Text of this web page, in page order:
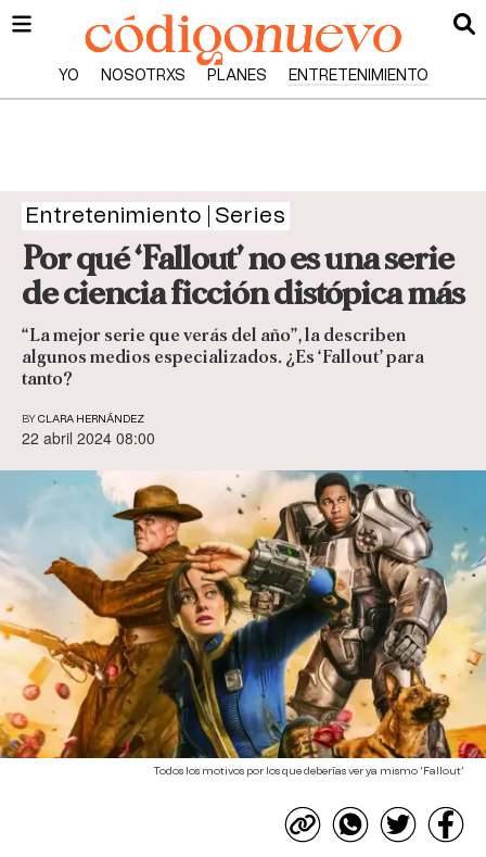
YO NOSOTRXS PLANES ENTRETENIMIENTO
Entretenimiento Series
Por qué ‘Fallout’ no es una serie
de ciencia ficción distópica más
“La mejor serie que verás del año”, la describen
algunos medios especializados. ¿Es ‘Fallout’ para
tanto?
BY CLARA HERNÁNDEZ
22 abril 2024 08:00
Todos los motivos por los que deberías ver ya mismo ‘Fallout’